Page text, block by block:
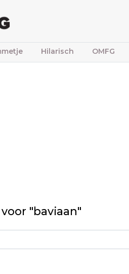
Hilarisch OMFG
"baviaan"